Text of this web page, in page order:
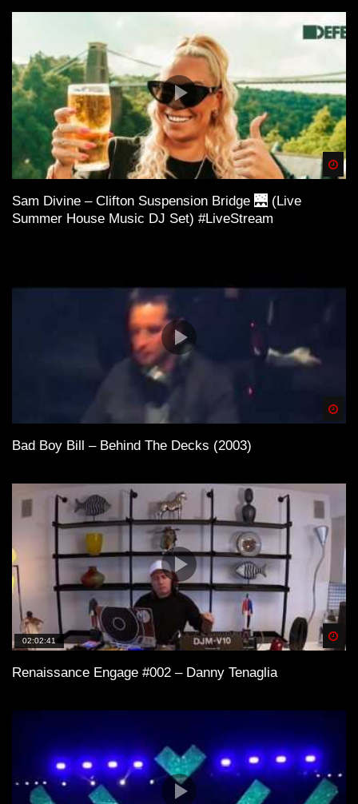
Sam Divine – Clifton Suspension Bridge 🌉 (Live
Summer House Music DJ Set) #LiveStream
Bad Boy Bill – Behind The Decks (2003)
02:02:41
Renaissance Engage #002 – Danny Tenaglia